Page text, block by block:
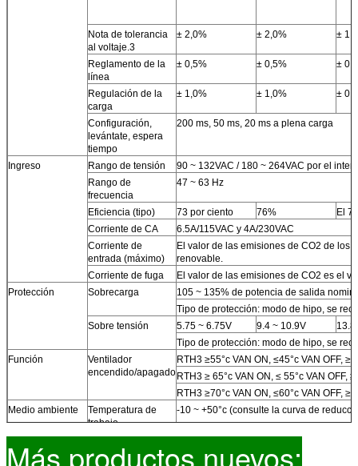
Nota de tolerancia
al voltaje.3
± 2,0% ± 2,0% ±
Reglamento de la
línea
± 0,5% ± 0,5% ±
Regulación de la
carga
± 1,0% ± 1,0% ±
Configuración,
levántate, espera
tiempo
200 ms, 50 ms, 20 ms a plena carga
Ingreso Rango de tensión
90 ~ 132VAC / 180 ~ 264VAC por el
Rango de
frecuencia
47 ~ 63 Hz
Eficiencia (tipo) 73 por ciento 76%
El
Corriente de CA
6.5A/115VAC y 4A/230VAC
Corriente de
entrada (máximo)
El valor de las emisiones de CO2 de los
renovable.
Corriente de fuga
El valor de las emisiones de CO2 es el
Protección
Sobrecarga
105 ~ 135% de potencia de salida
Tipo de protección: modo de hipo, se
Sobre tensión
5.75 ~ 6.75V 9.4 ~ 10.9V
Tipo de protección: modo de hipo, se
Función
Ventilador
encendido/apagado
RTH3 ≥55°c VAN ON, ≤45°c VAN OFF,
RTH3 ≥ 65°c VAN ON, ≤ 55°c VAN OFF,
RTH3 ≥70°c VAN ON, ≤60°c VAN OFF,
Medio ambiente
Temperatura de
trabajo
-10 ~ +50°c (consulte la curva de
Humedad de
trabajo
20~90% RH No condensante
Más productos nuevos: